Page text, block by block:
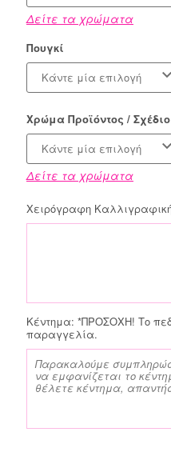
Δείτε τα χρώματα
Πουγκί
Κάντε μία επιλογή
Χρώμα Προϊόντος / Σχέδιο
Κάντε μία επιλογή
Δείτε τα χρώματα
Χειρόγραφη
Κέντημα: *ΠΡΟΣΟΧΗ! Το
παραγγελία.